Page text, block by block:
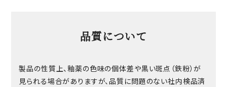
品質について
製品の性質上、釉薬の色味の個体差や黒い斑点（鉄粉）が
見られる場合がありますが、品質に問題のない社内検品済